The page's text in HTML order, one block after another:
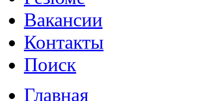
Вакансии
Контакты
Поиск
Главная